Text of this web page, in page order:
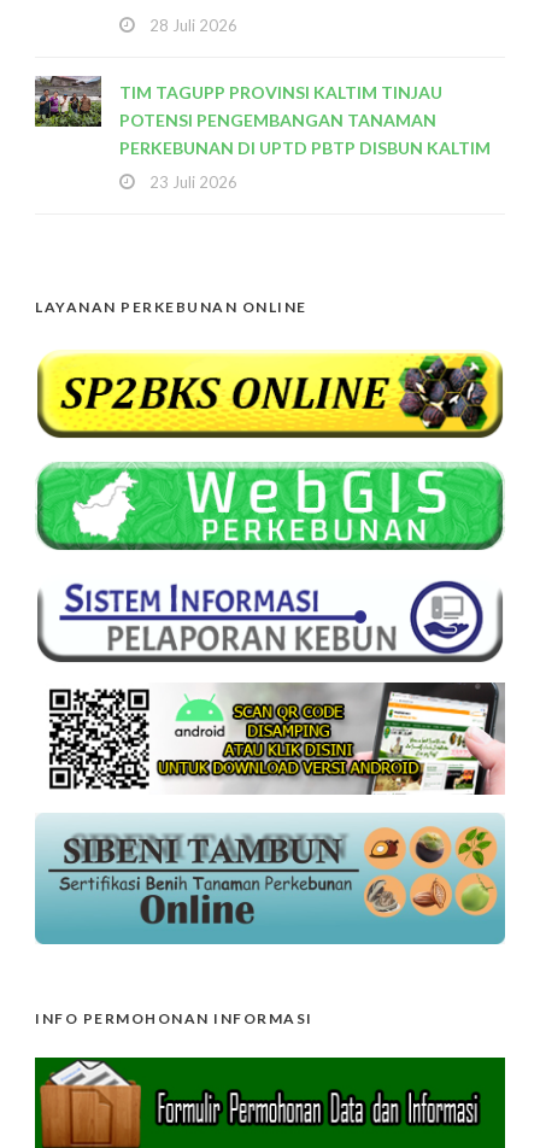
28 Juli 2026
TIM TAGUPP PROVINSI KALTIM TINJAU
POTENSI PENGEMBANGAN TANAMAN
PERKEBUNAN DI UPTD PBTP DISBUN KALTIM
23 Juli 2026
LAYANAN PERKEBUNAN ONLINE
INFO PERMOHONAN INFORMASI